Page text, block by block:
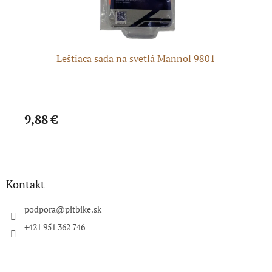
Leštiaca sada na svetlá Mannol 9801
9,88 €
Z
Kontakt
podpora@pitbike.sk
+421 951 362 746